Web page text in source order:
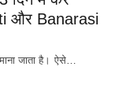
और Banarasi
जाता है। ऐसे…